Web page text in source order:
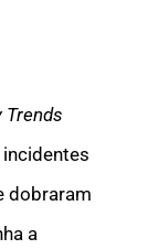
Trends
incidentes
dobraram
a